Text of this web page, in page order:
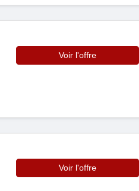
Voir l'offre
Voir l'offre